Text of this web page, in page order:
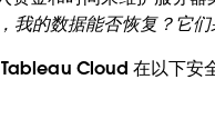
我的数据能否恢复？它
Cloud 在以下安